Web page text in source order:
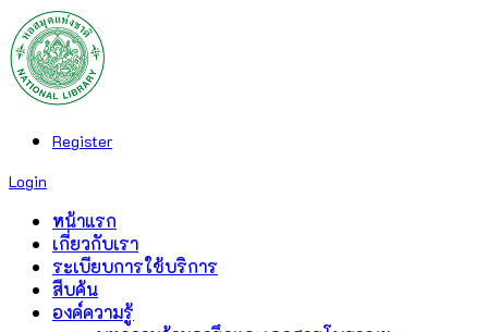
Register
Login
หน้าแรก
เกี่ยวกับเรา
ระเบียบการใช้บริการ
สืบค้น
องค์ความรู้